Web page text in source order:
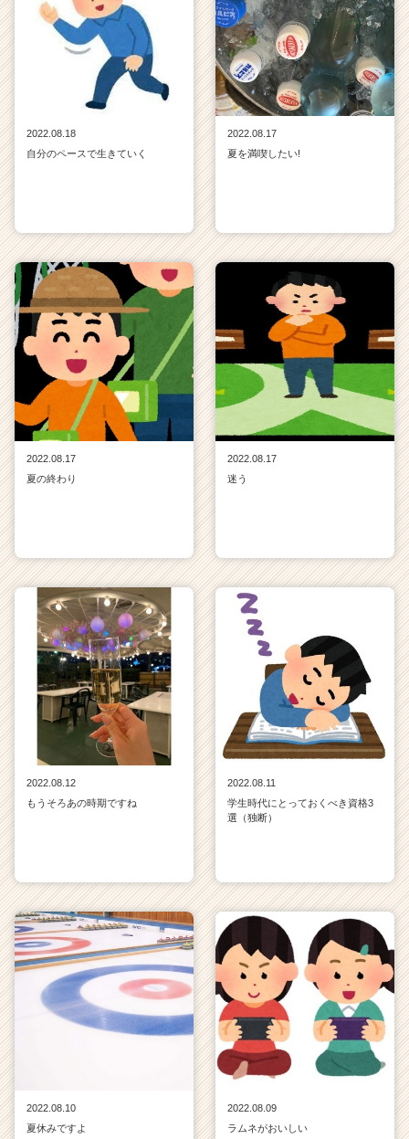
2022.08.18
自分のペースで生きていく
2022.08.17
夏を満喫したい!
2022.08.17
夏の終わり
2022.08.17
迷う
2022.08.12
もうそろあの時期ですね
2022.08.11
学生時代にとっておくべき資格3
選（独断）
2022.08.10
夏休みですよ
2022.08.09
ラムネがおいしい